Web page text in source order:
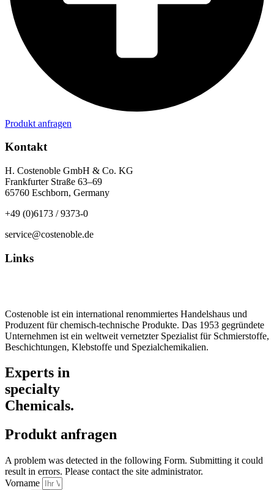
Produkt anfragen
Kontakt
H. Costenoble GmbH & Co. KG
Frankfurter Straße 63–69
65760 Eschborn, Germany
+49 (0)6173 / 9373-0
service@costenoble.de
Links
Costenoble ist ein international renommiertes Handelshaus und
Produzent für chemisch-technische Produkte. Das 1953 gegründete
Unternehmen ist ein weltweit vernetzter Spezialist für Schmierstoffe,
Beschichtungen, Klebstoffe und Spezialchemikalien.
Experts in
specialty
Chemicals.
Produkt anfragen
A problem was detected in the following Form. Submitting it could
result in errors. Please contact the site administrator.
Vorname